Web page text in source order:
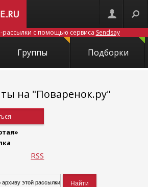
рассылки с помощью сервиса Sendsay
Группы Подборки
на "Поваренок.ру"
RSS